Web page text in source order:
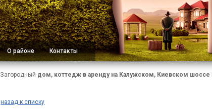
О районе Контакты
Загородный дом, коттедж в аренду на Калужском, Киевском шоссе
назад к списку